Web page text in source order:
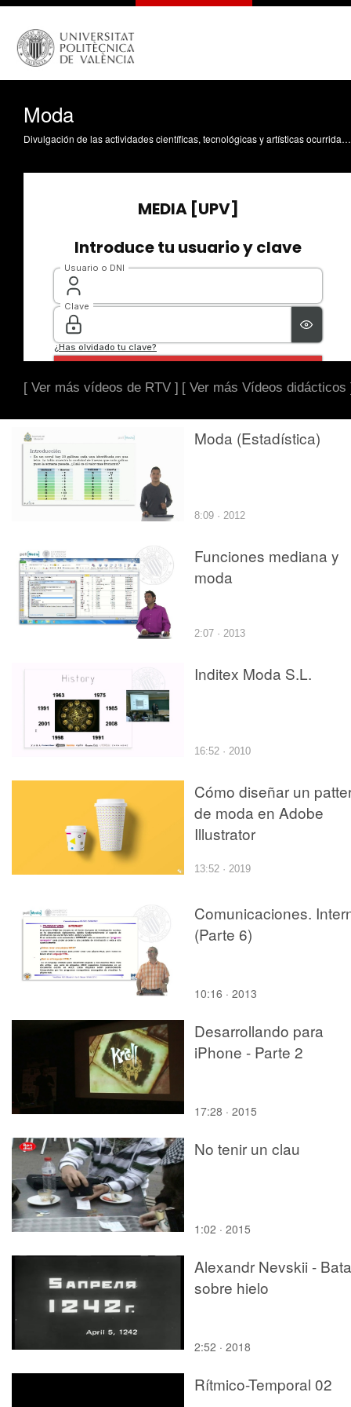
Moda
Divulgación de las actividades científicas, tecnológicas y artísticas ocurridas en los tres campus de la UPV
[ Ver más vídeos de RTV ] [ Ver más Vídeos didácticos
Moda (Estadística)
8:09 · 2012
Funciones mediana y
moda
2:07 · 2013
Inditex Moda S.L.
16:52 · 2010
Cómo diseñar un
de moda en Adobe
Illustrator
13:52 · 2019
Comunicaciones.
(Parte 6)
10:16 · 2013
Desarrollando para
iPhone - Parte 2
17:28 · 2015
No tenir un clau
1:02 · 2015
Alexandr Nevskii -
sobre hielo
2:52 · 2018
Rítmico-Temporal 02